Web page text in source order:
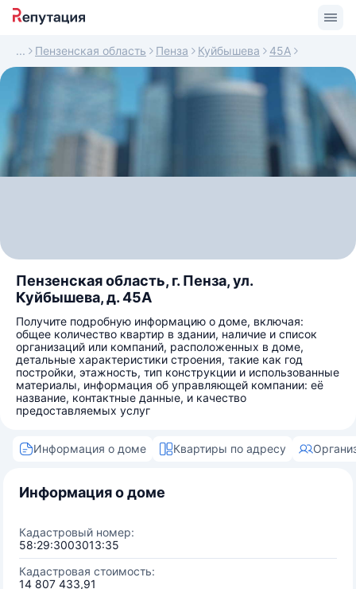
Пензенская область Пенза Куйбышева 45А
Пензенская область, г. Пенза, ул.
Куйбышева, д. 45А
Получите подробную информацию о доме, включая:
общее количество квартир в здании, наличие и список
организаций или компаний, расположенных в доме,
детальные характеристики строения, такие как год
постройки, этажность, тип конструкции и использованные
материалы, информация об управляющей компании: её
название, контактные данные, и качество
предоставляемых услуг
Информация о доме Квартиры по адресу
Информация о доме
Кадастровый номер:
58:29:3003013:35
Кадастровая стоимость:
14 807 433,91